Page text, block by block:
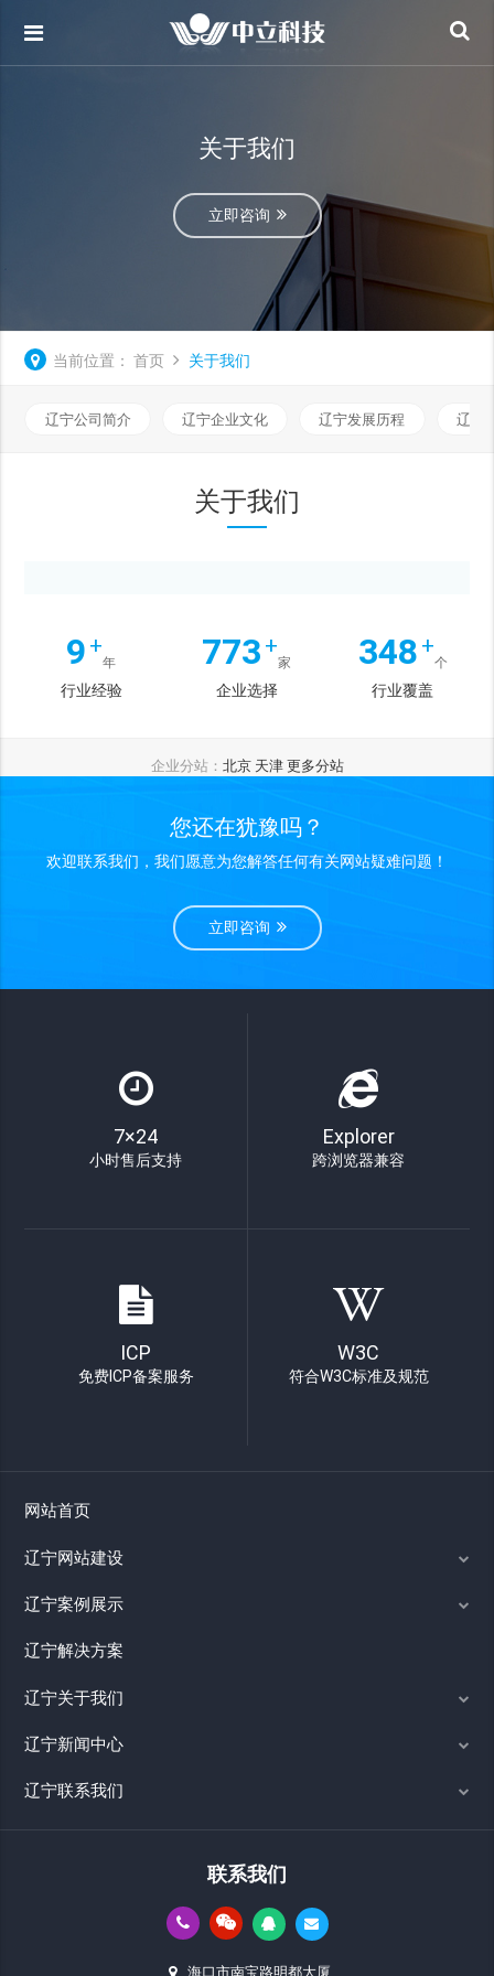
关于我们
立即咨询
当前位置： 首页 关于我们
辽宁公司简介 辽宁企业文化 辽宁发展历程 辽宁
关于我们
10+
年
行业经验
800 +
家
企业选择
360 +
个
行业覆盖
企业分站： 北京 天津 更多分站
您还在犹豫吗？
欢迎联系我们，我们愿意为您解答任何有关网站疑难问题！
立即咨询
7×24
小时售后支持
Explorer
跨浏览器兼容
ICP
免费ICP备案服务
W3C
符合W3C标准及规范
网站首页
辽宁网站建设
辽宁案例展示
辽宁解决方案
辽宁关于我们
辽宁新闻中心
辽宁联系我们
联系我们
海口市南宝路明都大厦